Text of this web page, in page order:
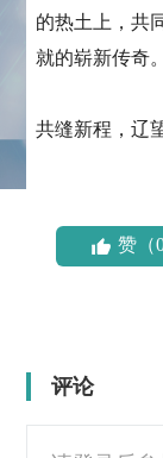
的热土上，共
就的崭新传奇。
共缝新程，辽
赞（0
评论